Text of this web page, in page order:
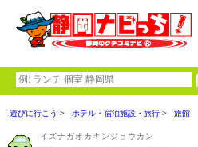
遊びに行こう ホテル・宿泊施設・旅行 旅館
イズナガオカキンジョウカン